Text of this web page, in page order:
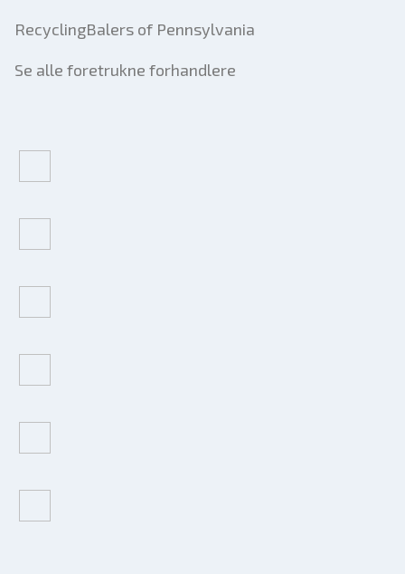
RecyclingBalers of Pennsylvania
Se alle foretrukne forhandlere